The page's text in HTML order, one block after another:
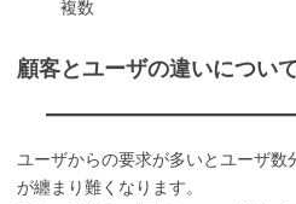
複数
顧客とユーザの違いについ
ユーザからの要求が多いとユーザ
が纏まり難くなります。